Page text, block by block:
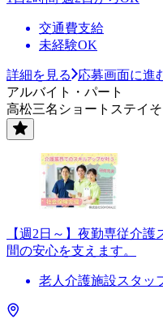
交通費支給
未経験OK
詳細を見る
応募画面に進
アルバイト・パート
高松三名ショートステイそ
【週2日～】夜勤専従介
間の安心を支えます。
老人介護施設スタッ